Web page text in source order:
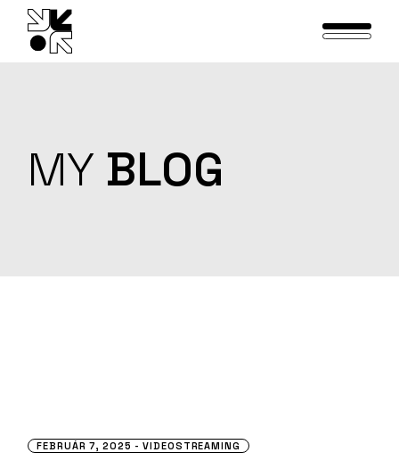
content
MY BLOG
FEBRUÁR 7, 2025 VIDEOSTREAMING